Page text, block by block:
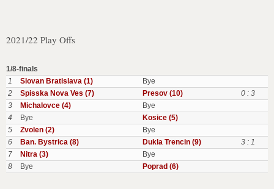
2021/22 Play Offs
1/8-finals
1
Slovan Bratislava (1)
Bye
2
Spisska Nova Ves (7) Presov (10)
0 : 3
3
Michalovce (4)
Bye
4
Bye
Kosice (5)
5
Zvolen (2)
Bye
6
Ban. Bystrica (8) Dukla Trencin (9)
3 : 1
7
Nitra (3)
Bye
8
Bye Poprad (6)